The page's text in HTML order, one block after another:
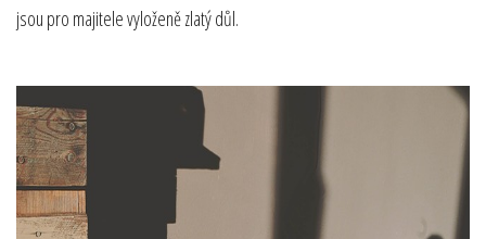
jsou pro majitele vyloženě zlatý důl.